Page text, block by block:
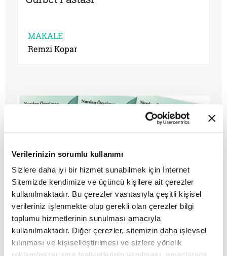
Verilerinizin sorumlu kullanımı
Sizlere daha iyi bir hizmet sunabilmek için İnternet
Sitemizde kendimize ve üçüncü kişilere ait çerezler
kullanılmaktadır. Bu çerezler vasıtasıyla çeşitli kişisel
verileriniz işlenmekte olup gerekli olan çerezler bilgi
toplumu hizmetlerinin sunulması amacıyla
kullanılmaktadır. Diğer çerezler, sitemizin daha işlevsel
kılınması ve kişiselleştirilmesi ve sizlere yönelik
MAKALE
Remzi Kopar
Uzaktaki Yakın
MAKALE